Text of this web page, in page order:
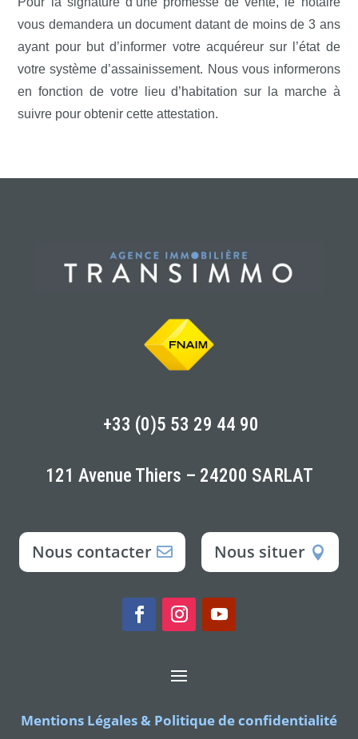
vous demandera un document datant de moins de 3 ans
ayant pour but d’informer votre acquéreur sur l’état de
votre système d’assainissement. Nous vous informerons
en fonction de votre lieu d’habitation sur la marche à
suivre pour obtenir cette attestation.
+33 (0)5 53 29 44 90
121 Avenue Thiers – 24200 SARLAT
Nous contacter Nous situer
Mentions Légales & Politique de confidentialité